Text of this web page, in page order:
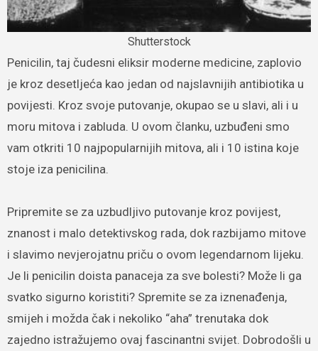
Shutterstock
Penicilin, taj čudesni eliksir moderne medicine, zaplovio
je kroz desetljeća kao jedan od najslavnijih antibiotika u
povijesti. Kroz svoje putovanje, okupao se u slavi, ali i u
moru mitova i zabluda. U ovom članku, uzbuđeni smo
vam otkriti 10 najpopularnijih mitova, ali i 10 istina koje
stoje iza penicilina.
Pripremite se za uzbudljivo putovanje kroz povijest,
znanost i malo detektivskog rada, dok razbijamo mitove
i slavimo nevjerojatnu priču o ovom legendarnom lijeku.
Je li penicilin doista panaceja za sve bolesti? Može li ga
svatko sigurno koristiti? Spremite se za iznenađenja,
smijeh i možda čak i nekoliko “aha” trenutaka dok
zajedno istražujemo ovaj fascinantni svijet. Dobrodošli u